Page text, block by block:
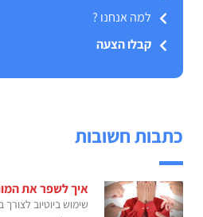
למה אנחנו ?
קבלו הצעה
כתבות חשובות
איך לשפר את
שימוש ביוטיוב לצורך